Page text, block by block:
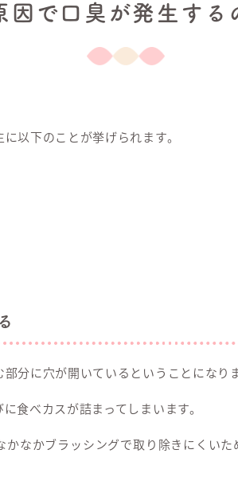
因で口臭が発生する
以下のことが挙げられます。
分に穴が開いているということになりま
食べカスが詰まってしまいます。
なかブラッシングで取り除きにくい